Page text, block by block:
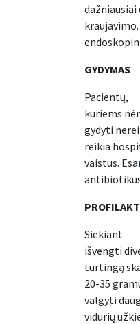
GYDYMAS
Pacientų,
kuriems
gydyti
reikia
vaistus.
Siekiant
išvengti
turtingą
20-35
valgyti
vidurių